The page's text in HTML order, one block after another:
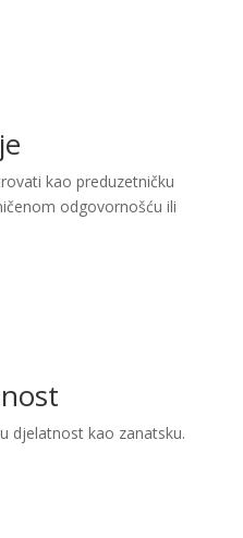
kao preduzetničku
odgovornošću ili
djelatnost kao zanatsku.